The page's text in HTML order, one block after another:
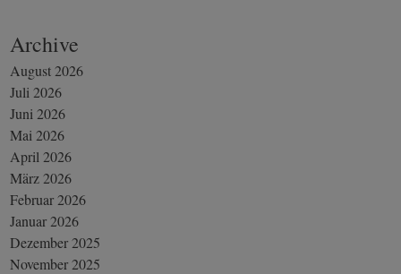
Archive
August 2026
Juli 2026
Juni 2026
Mai 2026
April 2026
März 2026
Februar 2026
Januar 2026
Dezember 2025
November 2025